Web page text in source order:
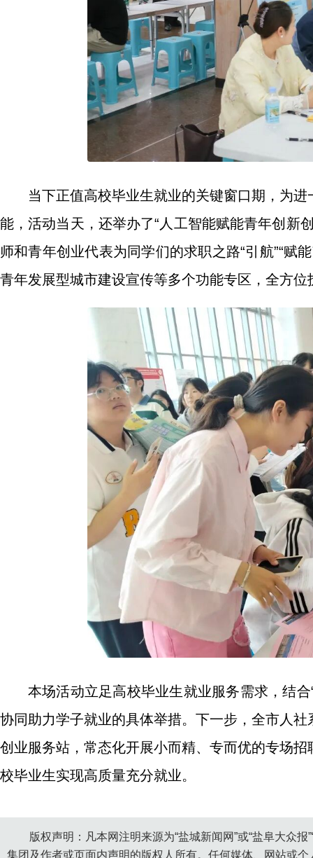
当下正值高校毕业生就业的关键窗口期，为
能，活动当天，还举办了“人工智能赋能青年创新
师和青年创业代表为同学们的求职之路“引航”“赋
青年发展型城市建设宣传等多个功能专区，全方
本场活动立足高校毕业生就业服务需求，结
协同助力学子就业的具体举措。下一步，全市人
创业服务站，常态化开展小而精、专而优的专场
校毕业生实现高质量充分就业。
版权声明：凡本网注明来源为“盐城新闻网”或“盐阜大众
集团及作者或页面内声明的版权人所有。任何媒体、网站或